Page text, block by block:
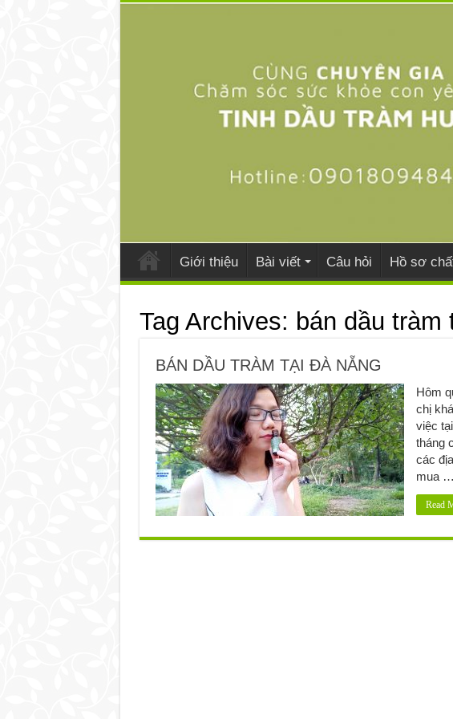
Giới thiệu Bài viết Câu hỏi Hồ sơ
Tag Archives: bán dầu
BÁN DẦU TRÀM TẠI ĐÀ NẴNG
Hôm
chị
việc
tháng
các
mua …
Read